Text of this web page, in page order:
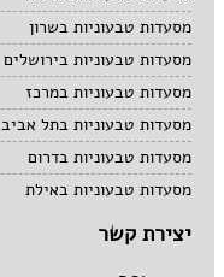
מסעדות טבעוניות בשרון
מסעדות טבעוניות בירושלים
מסעדות טבעוניות במרכז
מסעדות טבעוניות בתל אביב
מסעדות טבעוניות בדרום
מסעדות טבעוניות באילת
יצירת קשר